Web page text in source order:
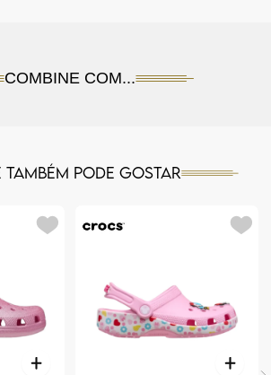
COMBINE COM...
também pode gostar